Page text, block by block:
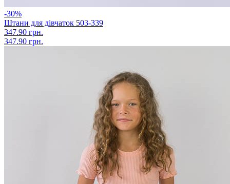
-30%
Штани для дівчаток 503-339
347.90 грн.
347.90 грн.